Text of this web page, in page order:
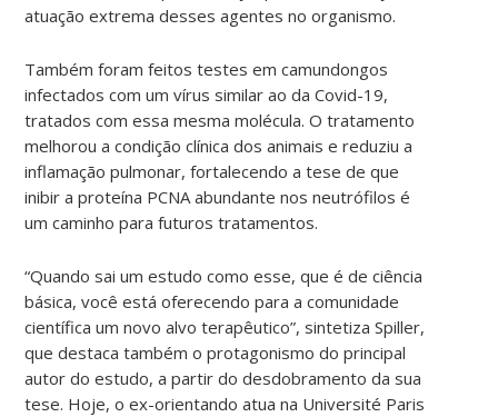
atuação extrema desses agentes no organismo.
Também foram feitos testes em camundongos
infectados com um vírus similar ao da Covid-19,
tratados com essa mesma molécula. O tratamento
melhorou a condição clínica dos animais e reduziu a
inflamação pulmonar, fortalecendo a tese de que
inibir a proteína PCNA abundante nos neutrófilos é
um caminho para futuros tratamentos.
“Quando sai um estudo como esse, que é de ciência
básica, você está oferecendo para a comunidade
científica um novo alvo terapêutico”, sintetiza Spiller,
que destaca também o protagonismo do principal
autor do estudo, a partir do desdobramento da sua
tese. Hoje, o ex-orientando atua na Université Paris